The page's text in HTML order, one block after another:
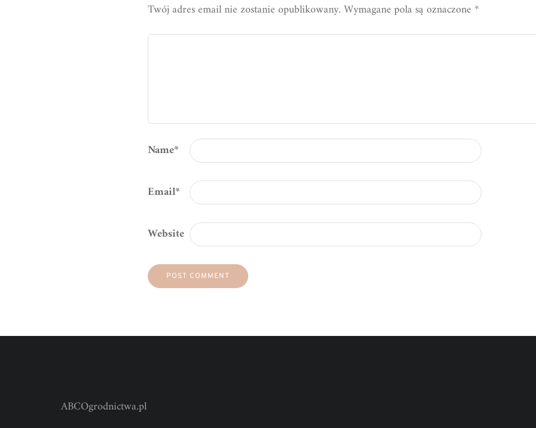
Twój adres email nie zostanie opublikowany.Wymagane pola są oznaczone*
Name*
Email*
Website
ABCOgrodnictwa.pl